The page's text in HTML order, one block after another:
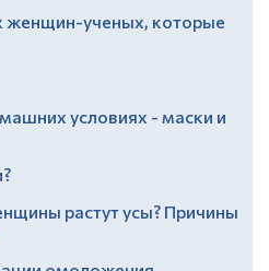
женщин-ученых, которые
условиях - маски и
растут усы? Причины